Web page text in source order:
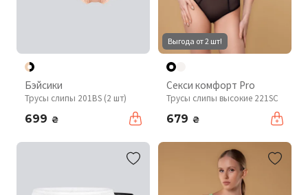
Бэйсики
Трусы слипы 201BS (2 шт)
699 ₴
Выгода от 2 шт!
Секси комфорт Pro
Трусы слипы высокие 221SC
679 ₴